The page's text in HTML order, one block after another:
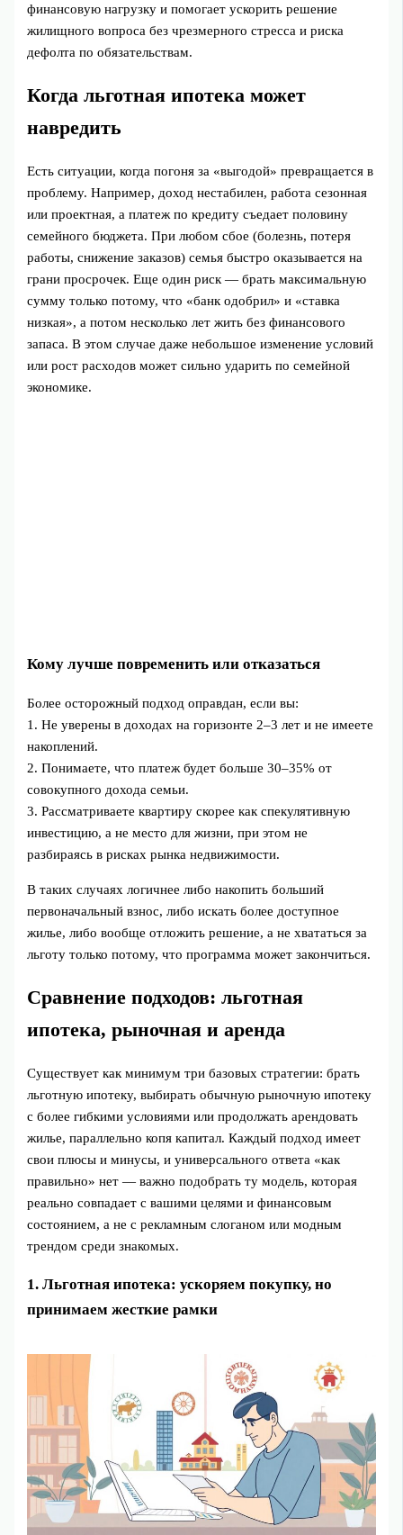
финансовую нагрузку и помогает ускорить решение
жилищного вопроса без чрезмерного стресса и риска
дефолта по обязательствам.
Когда льготная ипотека может
навредить
Есть ситуации, когда погоня за «выгодой» превращается в
проблему. Например, доход нестабилен, работа сезонная
или проектная, а платеж по кредиту съедает половину
семейного бюджета. При любом сбое (болезнь, потеря
работы, снижение заказов) семья быстро оказывается на
грани просрочек. Еще один риск — брать максимальную
сумму только потому, что «банк одобрил» и «ставка
низкая», а потом несколько лет жить без финансового
запаса. В этом случае даже небольшое изменение условий
или рост расходов может сильно ударить по семейной
экономике.
Кому лучше повременить или отказаться
Более осторожный подход оправдан, если вы:
1. Не уверены в доходах на горизонте 2–3 лет и не имеете
накоплений.
2. Понимаете, что платеж будет больше 30–35% от
совокупного дохода семьи.
3. Рассматриваете квартиру скорее как спекулятивную
инвестицию, а не место для жизни, при этом не
разбираясь в рисках рынка недвижимости.
В таких случаях логичнее либо накопить больший
первоначальный взнос, либо искать более доступное
жилье, либо вообще отложить решение, а не хвататься за
льготу только потому, что программа может закончиться.
Сравнение подходов: льготная
ипотека, рыночная и аренда
Существует как минимум три базовых стратегии: брать
льготную ипотеку, выбирать обычную рыночную ипотеку
с более гибкими условиями или продолжать арендовать
жилье, параллельно копя капитал. Каждый подход имеет
свои плюсы и минусы, и универсального ответа «как
правильно» нет — важно подобрать ту модель, которая
реально совпадает с вашими целями и финансовым
состоянием, а не с рекламным слоганом или модным
трендом среди знакомых.
1. Льготная ипотека: ускоряем покупку, но
принимаем жесткие рамки